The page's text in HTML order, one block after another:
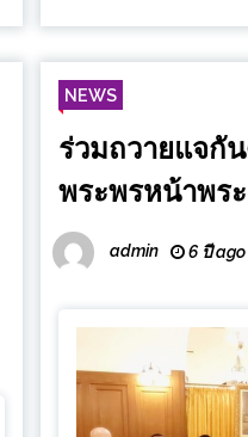
NEWS
ร่วมถวายแจกั
พระพรหน้าพร
admin 6 ปี ago